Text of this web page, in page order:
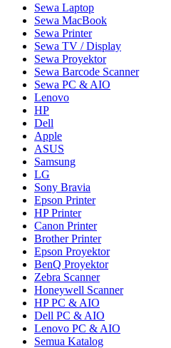
Sewa Laptop
Sewa MacBook
Sewa Printer
Sewa TV / Display
Sewa Proyektor
Sewa Barcode Scanner
Sewa PC & AIO
Lenovo
HP
Dell
Apple
ASUS
Samsung
LG
Sony Bravia
Epson Printer
HP Printer
Canon Printer
Brother Printer
Epson Proyektor
BenQ Proyektor
Zebra Scanner
Honeywell Scanner
HP PC & AIO
Dell PC & AIO
Lenovo PC & AIO
Semua Katalog